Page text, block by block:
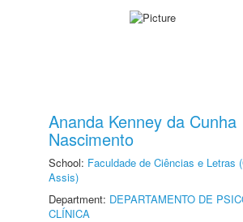
Ananda Kenney da Cunha
Nascimento
School: Faculdade de Ciências e Letras
Assis)
Department: DEPARTAMENTO DE
CLÍNICA